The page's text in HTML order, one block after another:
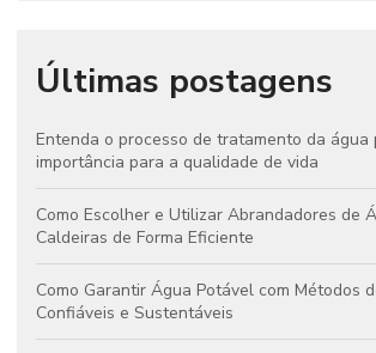
Últimas postagens
Entenda o processo de tratamento da água
importância para a qualidade de vida
Como Escolher e Utilizar Abrandadores de
Caldeiras de Forma Eficiente
Como Garantir Água Potável com Métodos
Confiáveis e Sustentáveis